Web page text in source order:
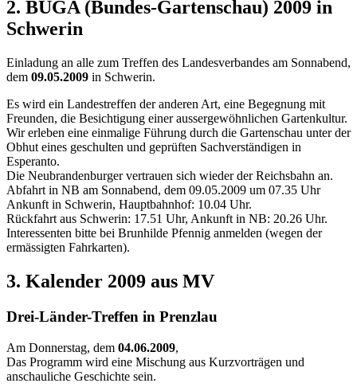
2. BUGA (Bundes-Gartenschau) 2009 in
Schwerin
Einladung an alle zum Treffen des Landesverbandes am Sonnabend,
dem 09.05.2009 in Schwerin.
Es wird ein Landestreffen der anderen Art, eine Begegnung mit
Freunden, die Besichtigung einer aussergewöhnlichen Gartenkultur.
Wir erleben eine einmalige Führung durch die Gartenschau unter der
Obhut eines geschulten und geprüften Sachverständigen in
Esperanto.
Die Neubrandenburger vertrauen sich wieder der Reichsbahn an.
Abfahrt in NB am Sonnabend, dem 09.05.2009 um 07.35 Uhr
Ankunft in Schwerin, Hauptbahnhof: 10.04 Uhr.
Rückfahrt aus Schwerin: 17.51 Uhr, Ankunft in NB: 20.26 Uhr.
Interessenten bitte bei Brunhilde Pfennig anmelden (wegen der
ermässigten Fahrkarten).
3. Kalender 2009 aus MV
Drei-Länder-Treffen in Prenzlau
Am Donnerstag, dem 04.06.2009,
Das Programm wird eine Mischung aus Kurzvorträgen und
anschauliche Geschichte sein.